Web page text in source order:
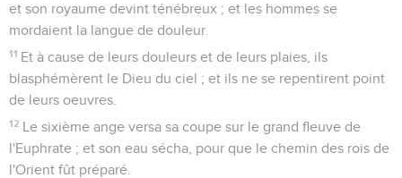
et son royaume devint ténébreux ; et les hommes se
mordaient la langue de douleur.
11 Et à cause de leurs douleurs et de leurs plaies, ils
blasphémèrent le Dieu du ciel ; et ils ne se repentirent point
de leurs oeuvres.
12 Le sixième ange versa sa coupe sur le grand fleuve de
l'Euphrate ; et son eau sécha, pour que le chemin des rois de
l'Orient fût préparé.